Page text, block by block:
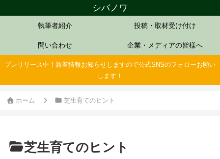
シバノワ
執筆者紹介 投稿・取材受け付け
問い合わせ 企業・メディアの皆様へ
プレリリース中！新着情報お知らせしますので公式SNSのフォローお願い
します！
ホーム 芝生育てのヒント
芝生育てのヒント